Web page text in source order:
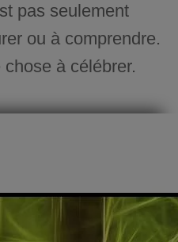
pas seulement
ou à comprendre.
à célébrer.